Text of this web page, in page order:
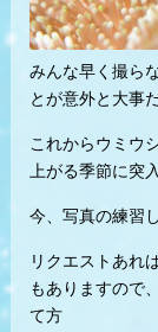
みんな早く撮ら
とが意外と大事
これからウミウ
上がる季節に突
今、写真の練習
リクエストあれ
もありますので
て方